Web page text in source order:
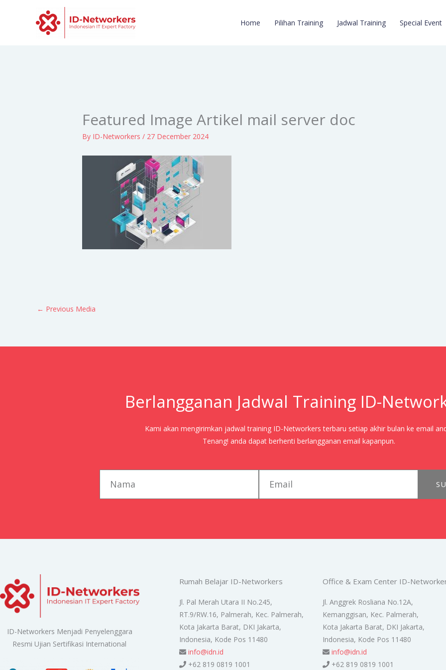
Home Pilihan Training Jadwal Training Special Event
Featured Image Artikel mail server doc
By ID-Networkers/ 27 December 2024
← Previous Media
Berlangganan Jadwal Training ID-
Kami akan mengirimkan jadwal training ID-Networkers terbaru setiap akhir bulan ke email
Tenang! anda dapat berhenti berlangganan email kapanpun.
ID-Networkers Menjadi Penyelenggara
Resmi Ujian Sertifikasi International
Rumah Belajar ID-Networkers
Jl. Pal Merah Utara II No.245,
RT.9/RW.16, Palmerah, Kec. Palmerah,
Kota Jakarta Barat, DKI Jakarta,
Indonesia, Kode Pos 11480
info@idn.id
+62 819 0819 1001
Office & Exam Center ID-
Jl. Anggrek Rosliana No.12A,
Kemanggisan, Kec. Palmerah,
Kota Jakarta Barat, DKI Jakarta,
Indonesia, Kode Pos 11480
info@idn.id
+62 819 0819 1001